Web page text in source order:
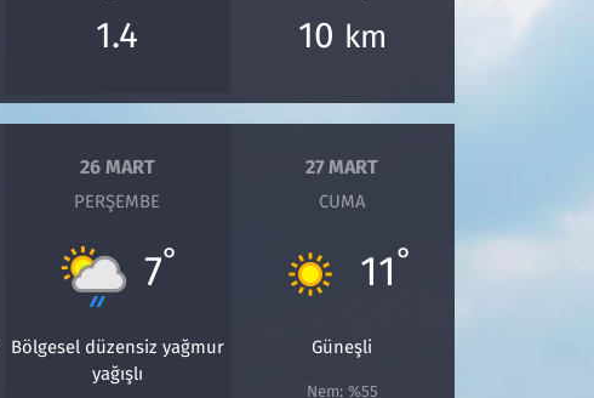
1.4 10 km
26 MART
PERŞEMBE
7°
Bölgesel düzensiz yağmur
yağışlı
27 MART
CUMA
11°
Güneşli
Nem: %55